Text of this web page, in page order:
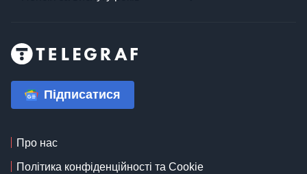
Підписатися
Про нас
Політика конфіденційності та Cookie